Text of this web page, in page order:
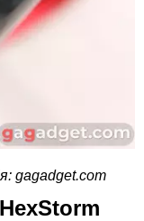
gagadget.com